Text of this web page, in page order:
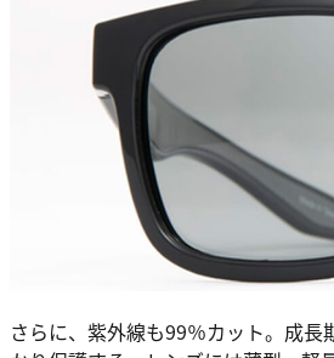
さらに、紫外線も99％カット。成長